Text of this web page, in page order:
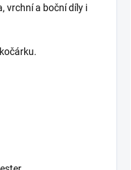
vrchní a boční díly i